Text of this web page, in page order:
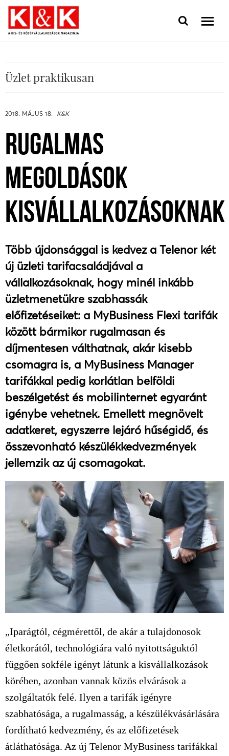
Üzlet praktikusan
2018. MÁJUS 18. K&K
RUGALMAS
MEGOLDÁSOK
KISVÁLLALKOZÁSOKNAK
Több újdonsággal is kedvez a Telenor két
új üzleti tarifacsaládjával a
vállalkozásoknak, hogy minél inkább
üzletmenetükre szabhassák
előfizetéseiket: a MyBusiness Flexi tarifák
között bármikor rugalmasan és
díjmentesen válthatnak, akár kisebb
csomagra is, a MyBusiness Manager
tarifákkal pedig korlátlan belföldi
beszélgetést és mobilinternet egyaránt
igénybe vehetnek. Emellett megnövelt
adatkeret, egyszerre lejáró hűségidő, és
összevonható készülékkedvezmények
jellemzik az új csomagokat.
„Iparágtól, cégmérettől, de akár a tulajdonosok
életkorától, technológiára való nyitottságuktól
függően sokféle igényt látunk a kisvállalkozások
körében, azonban vannak közös elvárások a
szolgáltatók felé. Ilyen a tarifák igényre
szabhatósága, a rugalmasság, a készülékvásárlására
fordítható kedvezmény, és az előfizetések
átláthatósága. Az új Telenor MyBusiness tarifákkal